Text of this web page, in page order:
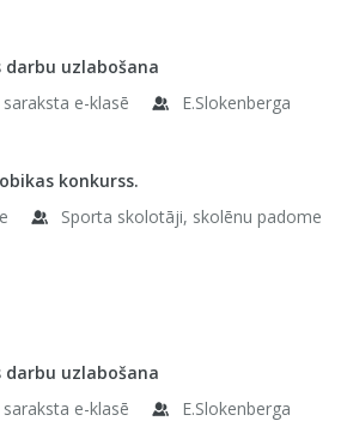
darbu uzlabošana
saraksta e-klasē
E.Slokenberga
konkurss.
Sporta skolotāji, skolēnu padome
darbu uzlabošana
saraksta e-klasē
E.Slokenberga